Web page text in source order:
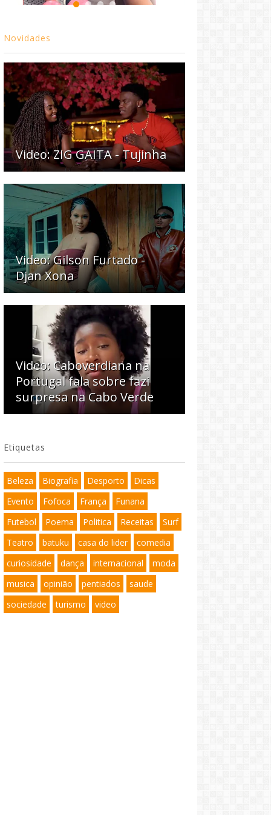
Novidades
Video: ZIG GAITA - Tujinha
Video: Gilson Furtado -
Djan Xona
Video: Caboverdiana na
Portugal fala sobre fazi
surpresa na Cabo Verde
Etiquetas
Beleza Biografia Desporto
Dicas
Evento
Fofoca França
Funana
Futebol
Poema Politica Receitas
Surf
Teatro
batuku casa do lider
comedia
curiosidade
dança internacional
moda
musica
opinião pentiados
saude
sociedade
turismo video